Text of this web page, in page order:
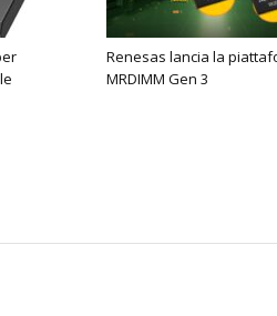
Renesas lancia la
MRDIMM Gen 3